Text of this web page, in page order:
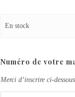
En stock
Numéro de votre
Merci d’inscrire ci-